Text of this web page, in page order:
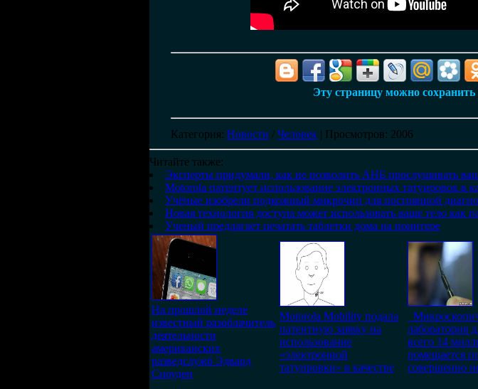
Эту страницу можно сохранить
Категория: Новости / Человек | Просмотров: 2006
Читайте также:
Эксперты придумали, как не позволить АНБ прослушивать
Motorola патентует использование электронных татуировок в
Учёные изобрели подкожный микрочип для постоянной
Новая технология доступа может использовать ваше тело как
Ученый предлагает печатать таблетки дома на принтере
На прошлой неделе
известный разоблачитель
деятельности
американских
разведслужб Эдвард
Сноуден
Motorola Mobility подала
патентную заявку на
использование
«электронной
татуировки» в качестве
лаборатория
всего 14
помещается
совершенно